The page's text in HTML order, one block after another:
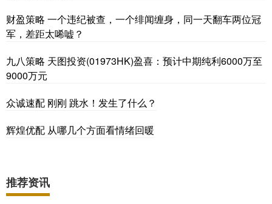
财盈策略 一个违纪被查，一个绯闻缠身，同一天翻车两位冠
军，差距太唏嘘？
九八策略 天图投资(01973HK)盈喜：预计中期纯利6000万至
9000万元
众诚速配 刚刚 跳水！发生了什么？
辉煌优配 从哪几个方面看情绪回暖
推荐资讯